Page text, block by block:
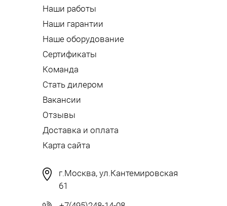
Наши работы
Наши гарантии
Наше оборудование
Сертификаты
Команда
Стать дилером
Вакансии
Отзывы
Доставка и оплата
Карта сайта
г.Москва, ул.Кантемировская
61